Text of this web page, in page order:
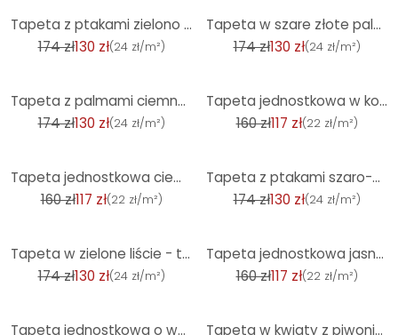
Tapeta z ptakami zielono czarna - tapeta z włókniny z egzotycznymi pawiami i kwiatowymi próbkami
174 zł130 zł(24 zł/m²)
Tapeta w szare złote palmy - tapeta z włókniny o wyrafinowanym połysku i tropikalnym wzorze
174 zł130 zł(24 zł/m²)
Tapeta z palmami ciemnozielona czarna - Tapeta z włókniny z tropikalnym wzorem
174 zł130 zł(24 zł/m²)
Tapeta jednostkowa w kolorze szarym o wyglądzie lnu - tapeta teksturowana ponadczasowa elegancja
160 zł117 zł(22 zł/m²)
Tapeta jednostkowa ciemnoszara - tapeta z włókniny o delikatnej fakturze i nowoczesnym wyglądzie
160 zł117 zł(22 zł/m²)
Tapeta z ptakami szaro-czarna - tapeta z włókniny z egzotycznymi pawiami i motywem kwiatowym
174 zł130 zł(24 zł/m²)
Tapeta w zielone liście - tapeta z włókniny z wzorem w duże liście w naturalnym stylu
174 zł130 zł(24 zł/m²)
Tapeta jednostkowa jasnoszara - tapeta z włókniny o delikatnej fakturze dla nowoczesnej elegancji
160 zł117 zł(22 zł/m²)
Tapeta jednostkowa o wyglądzie lnu w kolorze niebiesko-szarym - tapeta teksturowana nowoczesna i pon
Tapeta w kwiaty z piwoniami czarna szara petrol - tapeta z włókniny w stylu vintage